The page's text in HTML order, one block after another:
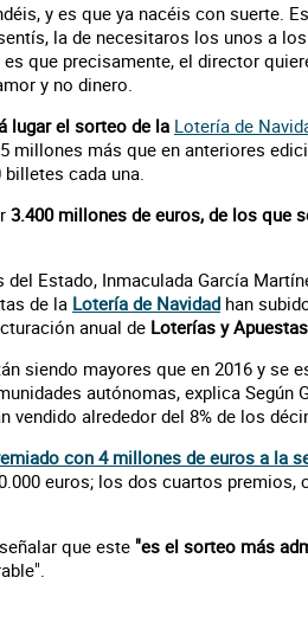
y es que ya nacéis con suerte.
la de necesitaros los unos a
que precisamente, el director
y no dinero.
lugar el sorteo de la Lotería de
millones más que en anteriores
cada una.
3.400 millones de euros, de los que
Estado, Inmaculada García
de la Lotería de Navidad han
anual de Loterías y
siendo mayores que en 2016 y se
autónomas, explica Según
vendido alrededor del 8% de los
con 4 millones de euros a la
euros; los dos cuartos premios,
que este "es el sorteo más